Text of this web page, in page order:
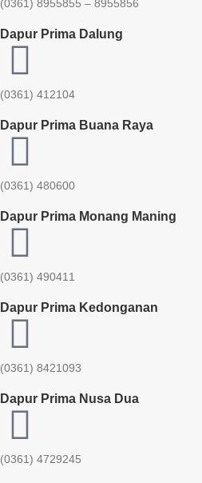
(0361) 8955855 – 8955856​
Dapur Prima Dalung
(0361) 412104
Dapur Prima Buana Raya
(0361) 480600
Dapur Prima Monang Maning
(0361) 490411​
Dapur Prima Kedonganan
(0361) 8421093
Dapur Prima Nusa Dua
(0361) 4729245